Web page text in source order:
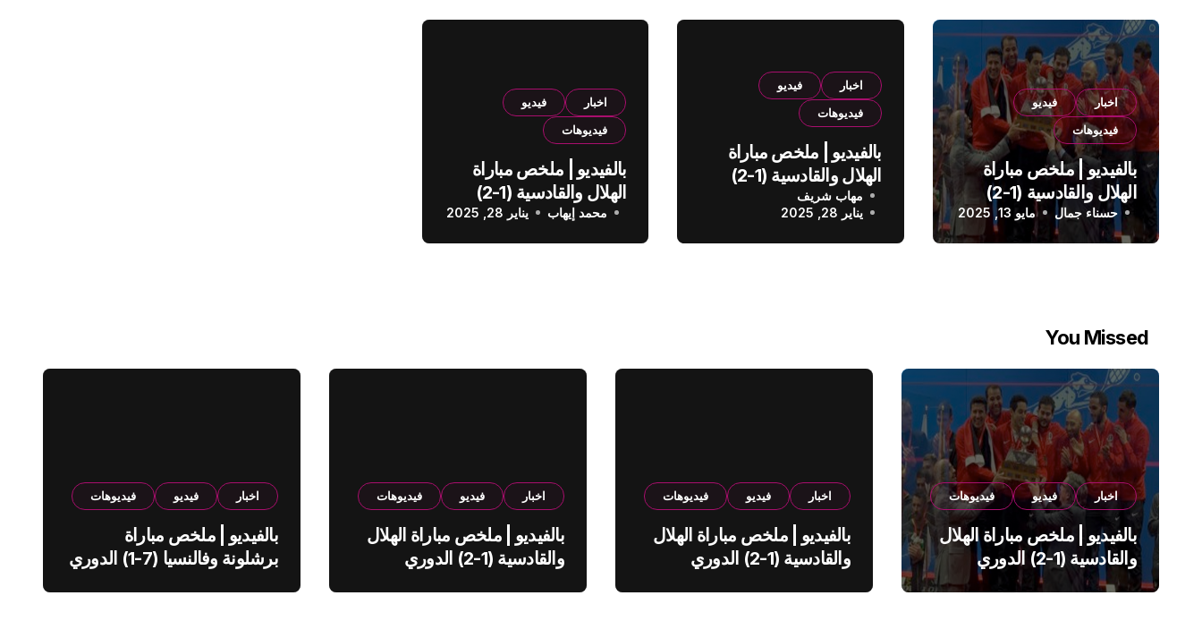
اخبار
فيديو
فيديوهات
بالفيديو | ملخص مباراة
الهلال والقادسية (1-2)
الدوري السعودي
حسناء جمال مايو 13, 2025
اخبار
فيديو
فيديوهات
بالفيديو | ملخص مباراة
الهلال والقادسية (1-2)
الدوري السعودي
مهاب شريف
يناير 28, 2025
اخبار
فيديو
فيديوهات
بالفيديو | ملخص مباراة
الهلال والقادسية (1-2)
الدوري السعودي
محمد إيهاب يناير 28, 2025
You Missed
اخبار فيديو فيديوهات
بالفيديو | ملخص مباراة الهلال
والقادسية (1-2) الدوري
السعودي
اخبار فيديو فيديوهات
بالفيديو | ملخص مباراة الهلال
والقادسية (1-2) الدوري
اخبار فيديو فيديوهات
بالفيديو | ملخص مباراة الهلال
والقادسية (1-2) الدوري
اخبار فيديو فيديوهات
بالفيديو | ملخص مباراة
برشلونة وفالنسيا (7-1) الدوري